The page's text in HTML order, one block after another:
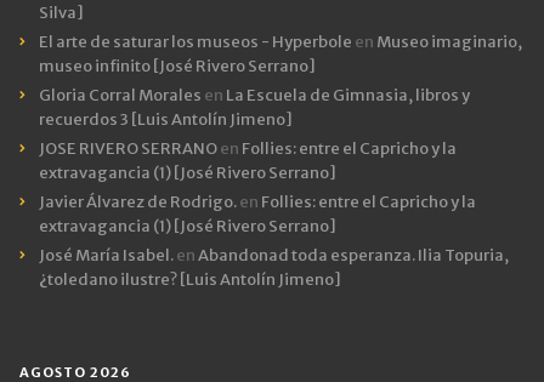
Silva]
El arte de saturar los museos - Hyperbole en Museo imaginario,
museo infinito [José Rivero Serrano]
Gloria Corral Morales en La Escuela de Gimnasia, libros y
recuerdos 3 [Luis Antolín Jimeno]
JOSE RIVERO SERRANOen Follies: entre el Capricho y la
extravagancia (1) [José Rivero Serrano]
Javier Álvarez de Rodrigo.en Follies: entre el Capricho y la
extravagancia (1) [José Rivero Serrano]
José María Isabel.enAbandonad toda esperanza. Ilia Topuria,
¿toledano ilustre? [Luis Antolín Jimeno]
AGOSTO 2026